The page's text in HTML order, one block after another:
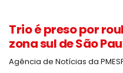
Trio é preso por
zona sul de São
Agência de Notícias da